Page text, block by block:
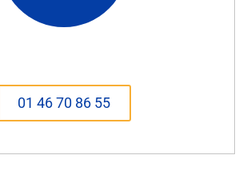
01 46 70 86 55